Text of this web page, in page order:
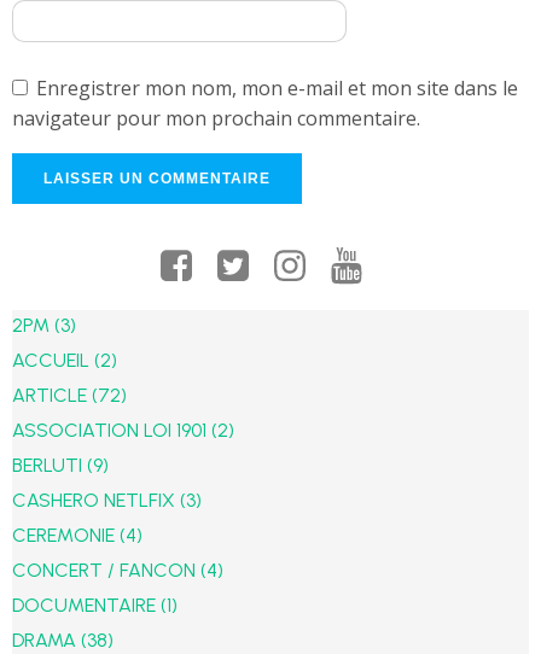
Enregistrer mon nom, mon e-mail et mon site dans le
navigateur pour mon prochain commentaire.
2PM (3)
ACCUEIL (2)
ARTICLE (72)
ASSOCIATION LOI 1901 (2)
BERLUTI (9)
CASHERO NETLFIX (3)
CEREMONIE (4)
CONCERT / FANCON (4)
DOCUMENTAIRE (1)
DRAMA (38)